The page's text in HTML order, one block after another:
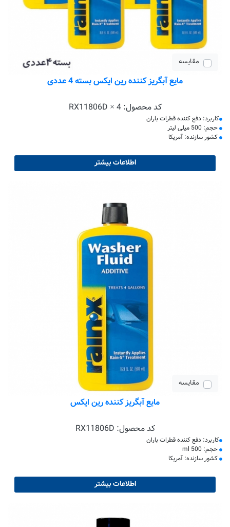
مقایسه
مایع آبگریز کننده رین ایکس بسته 4 عددی
کد محصول:RX11806D × 4
کاربرد: دفع کننده قطرات باران
حجم: 500 میلی لیتر
کشور سازنده: آمریکا
اطلاعات بیشتر
مقایسه
مایع آبگریز کننده رین ایکس
کد محصول: RX11806D
کاربرد: دفع کننده قطرات باران
حجم: 500 ml
کشور سازنده: آمریکا
اطلاعات بیشتر